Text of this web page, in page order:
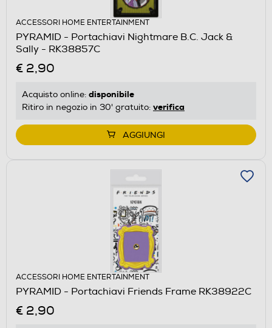
ACCESSORI HOME ENTERTAINMENT
PYRAMID - Portachiavi Nightmare B.C. Jack &
Sally - RK38857C
€ 2,90
Acquisto online: disponibile
Ritiro in negozio in 30' gratuito: verifica
AGGIUNGI
ACCESSORI HOME ENTERTAINMENT
PYRAMID - Portachiavi Friends Frame RK38922C
€ 2,90